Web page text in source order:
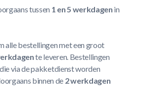
tussen 1 en 5 werkdagen in
alle bestellingen met een groot
te leveren. Bestellingen
via de pakketdienst worden
binnen de 2 werkdagen